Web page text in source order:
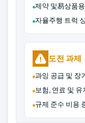
제약 및易상품
자율주행 트럭
도전 과제
과잉 공급 및 장
보험, 연료 및
규제 준수 비용